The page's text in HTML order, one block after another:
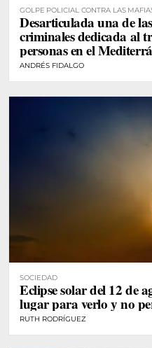
GOLPE POLICIAL CONTRA LAS
Desarticulada una de
criminales dedicada al
personas en el
ANDRÉS FIDALGO
SOCIEDAD
Eclipse solar del 12 de
lugar para verlo y no
RUTH RODRÍGUEZ